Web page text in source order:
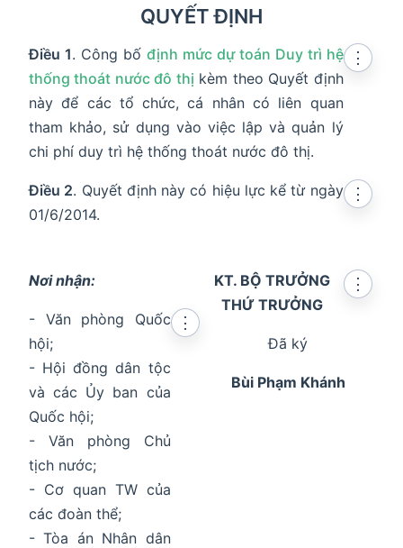
QUYẾT ĐỊNH
Điều 1. Công bố định mức dự toán Duy trì hệ
thống thoát nước đô thị kèm theo Quyết định
này để các tổ chức, cá nhân có liên quan
tham khảo, sử dụng vào việc lập và quản lý
chi phí duy trì hệ thống thoát nước đô thị.
⋮
Điều 2. Quyết định này có hiệu lực kể từ ngày
01/6/2014.
⋮
Nơi nhận:
- Văn phòng Quốc
hội;
- Hội đồng dân tộc
và các Ủy ban của
Quốc hội;
- Văn phòng Chủ
tịch nước;
- Cơ quan TW của
các đoàn thể;
- Tòa án Nhân dân
⋮
KT. BỘ TRƯỞNG
THỨ TRƯỞNG
⋮
Đã ký
Bùi Phạm Khánh